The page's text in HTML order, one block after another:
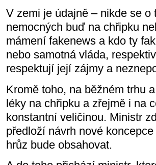
V zemi je údajně – nikde se
nemocných buď na chřipku
mámení fakenews a kdo ty
nebo samotná vláda,
respektují její zájmy a
Kromě toho, na běžném trhu
léky na chřipku a zřejmě i na
konstantní veličinou. Ministr
předloží návrh nové
hrůz bude obsahovat.